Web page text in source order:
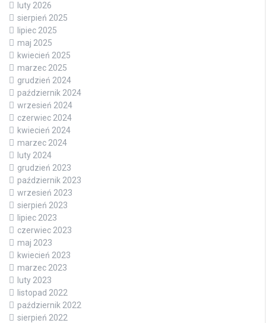
luty 2026
sierpień 2025
lipiec 2025
maj 2025
kwiecień 2025
marzec 2025
grudzień 2024
październik 2024
wrzesień 2024
czerwiec 2024
kwiecień 2024
marzec 2024
luty 2024
grudzień 2023
październik 2023
wrzesień 2023
sierpień 2023
lipiec 2023
czerwiec 2023
maj 2023
kwiecień 2023
marzec 2023
luty 2023
listopad 2022
październik 2022
sierpień 2022